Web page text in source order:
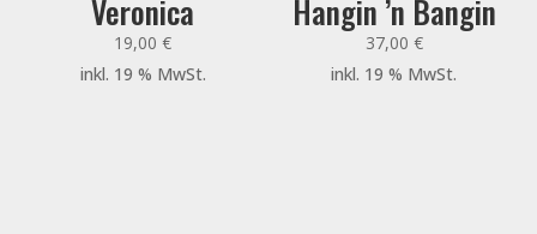
Veronica
19,00€
inkl. 19 % MwSt.
Hangin ’n Bangin
37,00 €
inkl. 19 % MwSt.